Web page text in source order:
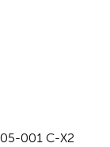
001 C-X2